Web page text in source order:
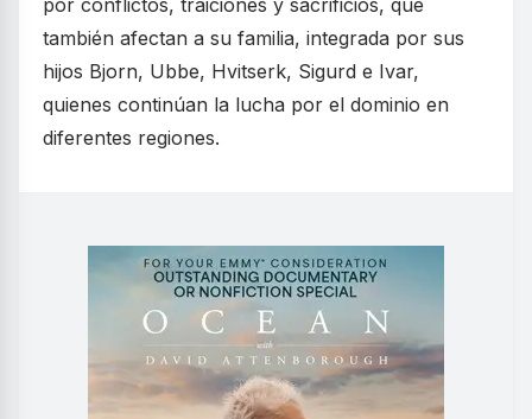
por conflictos, traiciones y sacrificios, que
también afectan a su familia, integrada por sus
hijos Bjorn, Ubbe, Hvitserk, Sigurd e Ivar,
quienes continúan la lucha por el dominio en
diferentes regiones.